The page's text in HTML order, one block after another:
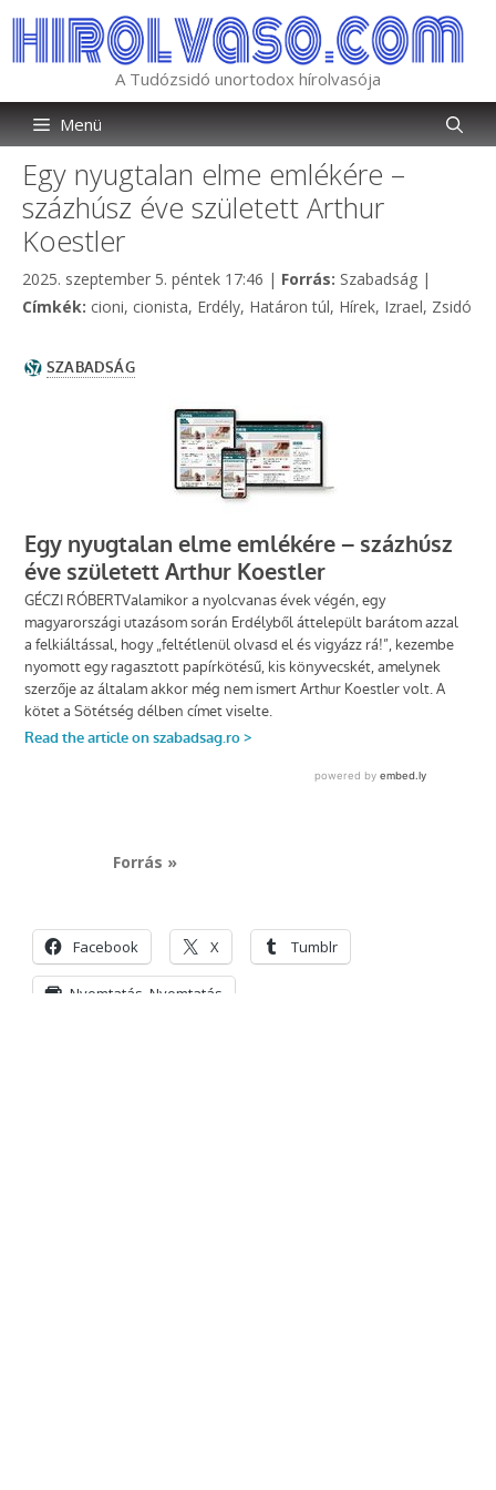
tartalomba
A Tudózsidó unortodox hírolvasója
Menü
Egy nyugtalan elme emlékére –
százhúsz éve született Arthur
Koestler
2025. szeptember 5. péntek 17:46 | Forrás: Kategória
Szabadság |
Címkék: Címkék
cioni, cionista, Erdély, Határon túl, Hírek, Izrael, Zsidó
Forrás »
Facebook X Tumblr
Nyomtatás Nyomtatás